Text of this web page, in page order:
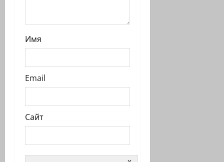
Имя
Email
Сайт